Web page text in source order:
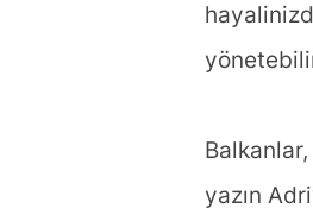
yazın